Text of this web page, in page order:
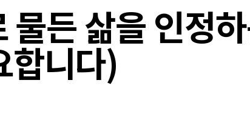
든 삶을 인정
합니다)